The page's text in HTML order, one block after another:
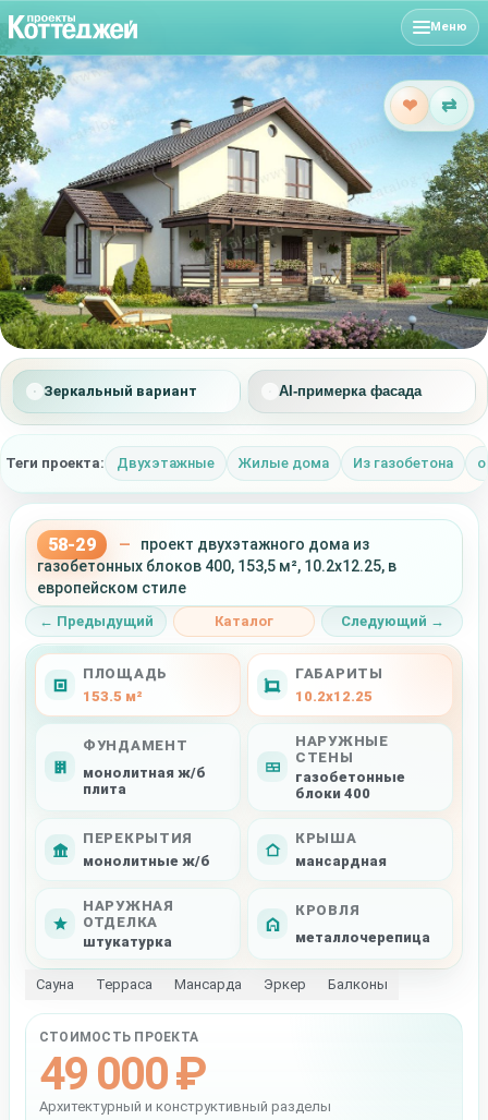
Меню
Зеркальный вариант AI-примерка фасада
Теги проекта: Двухэтажные Жилые дома Из газобетона
❤ ⇄
58-29 —
проект двухэтажного дома из
газобетонных блоков 400, 153,5 м², 10.2x12.25, в
европейском стиле
← Предыдущий Каталог Следующий →
ПЛОЩАДЬ
153.5 м²
ГАБАРИТЫ
10.2x12.25
ФУНДАМЕНТ
монолитная ж/б
плита
НАРУЖНЫЕ
СТЕНЫ
газобетонные
блоки 400
ПЕРЕКРЫТИЯ
монолитные ж/б
КРЫША
мансардная
НАРУЖНАЯ
ОТДЕЛКА
штукатурка
КРОВЛЯ
металлочерепица
Сауна Терраса Мансарда Эркер Балконы
СТОИМОСТЬ ПРОЕКТА
49 000 ₽
Архитектурный и конструктивный разделы